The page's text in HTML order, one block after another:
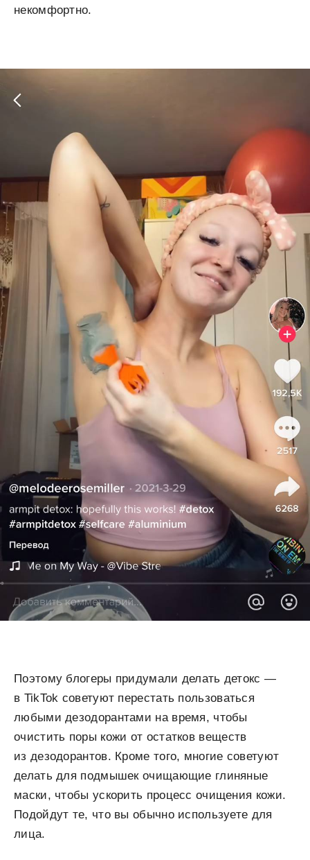
некомфортно.
Поэтому блогеры придумали делать детокс —
в TikTok советуют перестать пользоваться
любыми дезодорантами на время, чтобы
очистить поры кожи от остатков веществ
из дезодорантов. Кроме того, многие советуют
делать для подмышек очищающие глиняные
маски, чтобы ускорить процесс очищения кожи.
Подойдут те, что вы обычно используете для
лица.